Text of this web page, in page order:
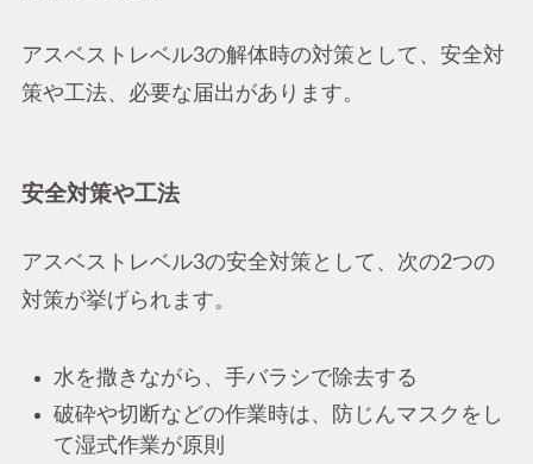
アスベストレベル3の解体時の対策として、安全対
策や工法、必要な届出があります。
安全対策や工法
アスベストレベル3の安全対策として、次の2つの
対策が挙げられます。
水を撒きながら、手バラシで除去する
破砕や切断などの作業時は、防じんマスクをし
て湿式作業が原則